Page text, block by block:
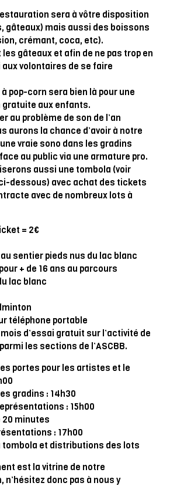
sera à vôtre disposition
gâteaux) mais aussi des boissons
crémant, coca, etc).
gâteaux et afin de ne pas trop en
volontaires de se faire
pop-corn sera bien là pour une
aux enfants.
au problème de son de l’an
aurons la chance d’avoir à notre
vraie sono dans les gradins
au public via une armature pro.
aussi une tombola (voir
dessous) avec achat des tickets
avec de nombreux lots à
= 2€
au sentier pieds nus du lac blanc
+ de 16 ans au parcours
lac blanc
téléphone portable
d’essai gratuit sur l’activité de
les sections de l’ASCBB.
portes pour les artistes et le
gradins : 14h30
: 15h00
20 minutes
: 17h00
tombola et distributions des lots
est la vitrine de notre
n’hésitez donc pas à nous y